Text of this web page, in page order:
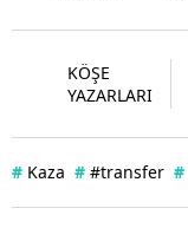
KÖŞE
YAZARLARI
# Kaza # #transfer #